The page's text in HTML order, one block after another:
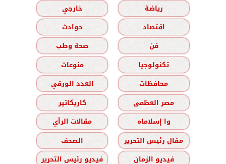
رياضة
خارجي
اقتصاد
حوادث
فن
صحة وطب
تكنولوجيا
منوعات
محافظات
العدد الورقي
مصر العظمى
كاريكاتير
وا إسلاماه
مقالات الرأي
مقال رئيس التحرير
الصحف
فيديو الزمان
فيديو رئيس التحرير